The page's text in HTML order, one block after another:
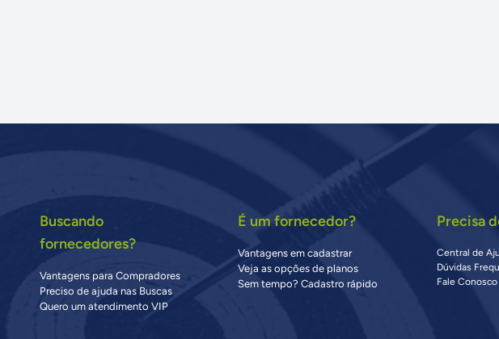
Buscando
fornecedores?
Vantagens para Compradores
Preciso de ajuda nas Buscas
Quero um atendimento VIP
É um fornecedor?
Vantagens em cadastrar
Veja as opções de planos
Sem tempo? Cadastro rápido
Precisa
Central de
Dúvidas
Fale Conosco